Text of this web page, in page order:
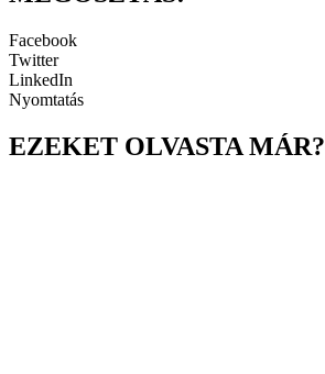
Facebook
Twitter
LinkedIn
Nyomtatás
EZEKET OLVASTA MÁR?